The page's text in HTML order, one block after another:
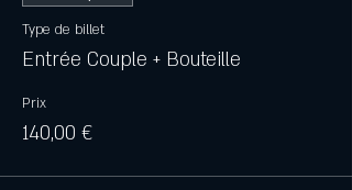
Type de billet
Entrée Couple + Bouteille
Prix
140,00 €